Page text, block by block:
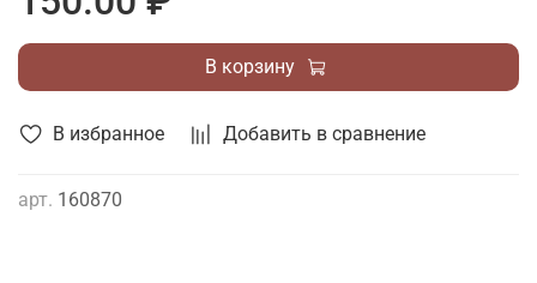
В избранное Добавить в сравнение
арт. 160870
В корзину